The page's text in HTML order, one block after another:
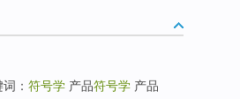
： 符号学 产品符号学 产品